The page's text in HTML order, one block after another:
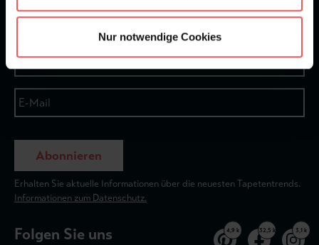
Nur notwendige Cookies
Newsletter
Abonnieren
Erhalten Sie aktuelle Informationen über die neuesten Tapetentrends.
Informationen zum Datenschutz.
Folgen Sie uns 4,9 k 32,5 k 3,1 k